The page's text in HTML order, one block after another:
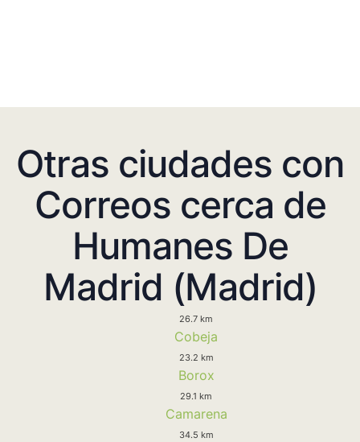
Otras ciudades con
Correos cerca de
Humanes De
Madrid (Madrid)
26.7 km
Cobeja
23.2 km
Borox
29.1 km
Camarena
34.5 km